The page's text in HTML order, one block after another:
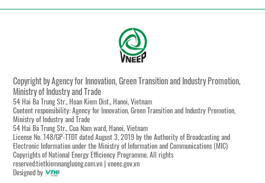
Copyright by Agency for Innovation, Green Transition and Industry Promotion,
Ministry of Industry and Trade
54 Hai Ba Trung Str., Hoan Kiem Dist., Hanoi, Vietnam
Content responsibility: Agency for Innovation, Green Transition and Industry Promotion,
Ministry of Industry and Trade
54 Hai Ba Trung Str., Cua Nam ward, Hanoi, Vietnam
License No. 148/GP-TTĐT dated August 3, 2019 by the Authority of Broadcasting and
Electronic Information under the Ministry of Information and Communications (MIC)
Copyrights of National Energy Efficiency Programme. All rights
reserved:tietkiemnangluong.com.vn | vneec.gov.vn
Designed by